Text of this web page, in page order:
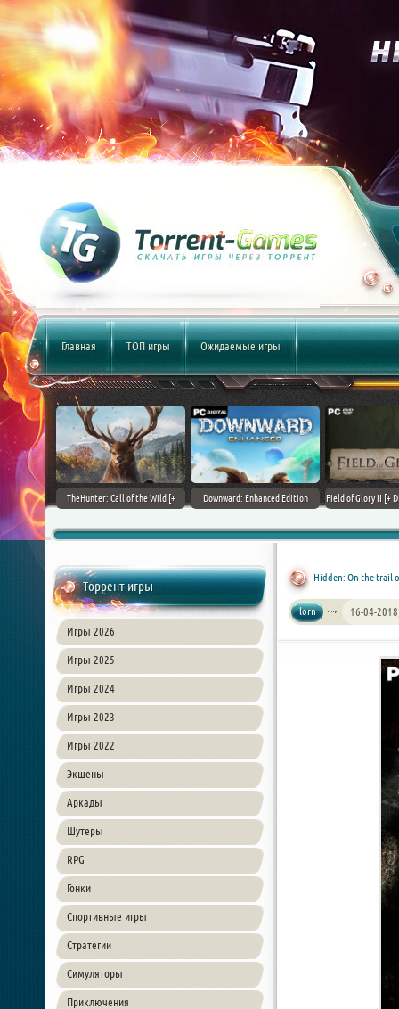
Главная ТОП игры Ожидаемые игры
(2017)
TheHunter: Call of the Wild [+
Downward: Enhanced Edition
Field of Glory II [+
Торрент игры
Игры 2026
Игры 2025
Игры 2024
Игры 2023
Игры 2022
Экшены
Аркады
Шутеры
RPG
Гонки
Спортивные игры
Стратегии
Симуляторы
Приключения
Hidden: On the trail
lorn 16-04-